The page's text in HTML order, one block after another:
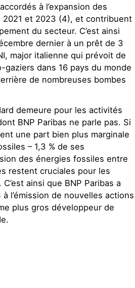
à l’expansion des
et 2023 (4), et contribuent
du secteur. C’est ainsi
dernier à un prêt de 3
major italienne qui prévoit de
dans 16 pays du monde
de nombreuses bombes
demeure pour les activités
BNP Paribas ne parle pas. Si
une part bien plus marginale
– 1,3 % de ses
des énergies fossiles entre
restent cruciales pour les
ainsi que BNP Paribas a
l’émission de nouvelles actions
plus gros développeur de